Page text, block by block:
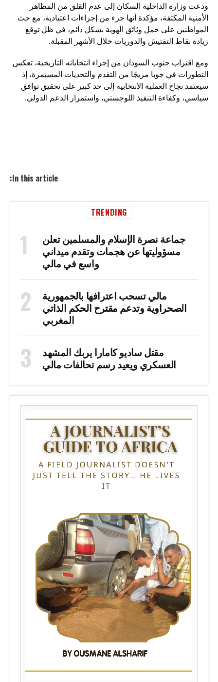
ودعت وزارة الداخلية السكان إلى عدم القلق من المظاهر
الأمنية المكثفة، مؤكدة أنها جزء من إجراءات اعتيادية، مع حث
المواطنين على حمل وثائق الهوية بشكل دائم، في ظل توقع
زيادة نقاط التفتيش والدوريات خلال الأشهر المقبلة.
ومع اقتراب جنوب السودان من إجراء انتخاباته التاريخية، تعكس
التطورات في جوبا مزيجًا من التقدم والتحديات المستمرة، إذ
سيعتمد نجاح العملية الانتخابية إلى حد كبير على تحقيق توافق
سياسي، وكفاءة التنفيذ اللوجستي، واستمرار الدعم الدولي.
In this article:
TRENDING
جماعة نصرة الإسلام والمسلمين تعلن
مسؤوليتها عن هجمات وتقدم ميداني
واسع في مالي
مالي تسحب اعترافها بالجمهورية
الصحراوية وتدعم مقترح الحكم الذاتي
المغربي
مقتل ساديو كامارا يربك المشهد
العسكري ويعيد رسم تحالفات مالي